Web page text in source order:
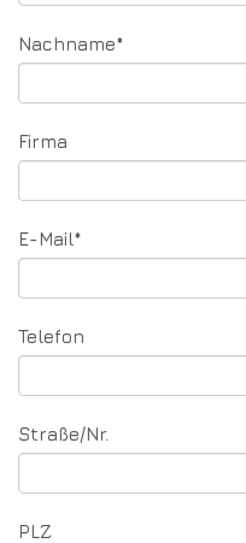
NachnamePflichtfeld
*
Firma
E-MailPflichtfeld
*
Telefon
Straße/Nr.
PLZ